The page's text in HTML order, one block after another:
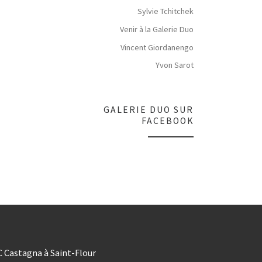
Sylvie Tchitchek
Venir à la Galerie Duo
Vincent Giordanengo
Yvon Sarot
GALERIE DUO SUR
FACEBOOK
Castagna à Saint-Flour